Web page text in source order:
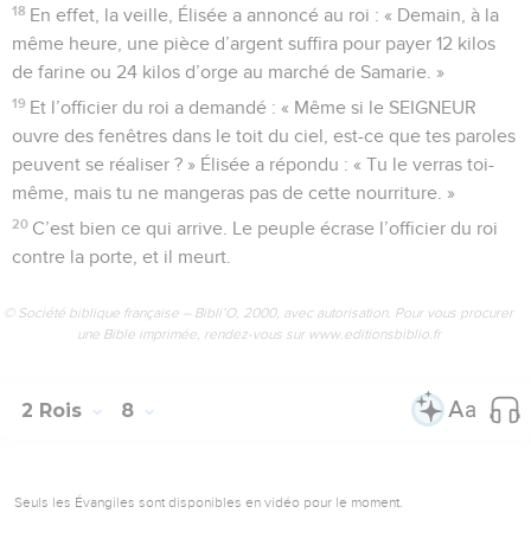
18 En effet, la veille, Élisée a annoncé au roi : « Demain, à la
même heure, une pièce d’argent suffira pour payer 12 kilos
de farine ou 24 kilos d’orge au marché de Samarie. »
19 Et l’officier du roi a demandé : « Même si le SEIGNEUR
ouvre des fenêtres dans le toit du ciel, est-ce que tes paroles
peuvent se réaliser ? » Élisée a répondu : « Tu le verras toi-
même, mais tu ne mangeras pas de cette nourriture. »
20 C’est bien ce qui arrive. Le peuple écrase l’officier du roi
contre la porte, et il meurt.
© Société biblique française – Bibli’O, 2000, avec autorisation. Pour vous procurer
une Bible imprimée, rendez-vous sur www.editionsbiblio.fr
2 Rois 8
Seuls les Évangiles sont disponibles en vidéo pour le moment.